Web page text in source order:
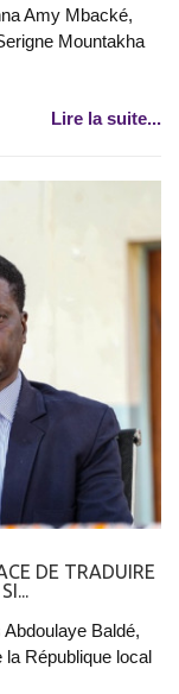
Amy Mbacké,
Mountakha
Lire la suite...
DE TRADUIRE
Baldé,
République local